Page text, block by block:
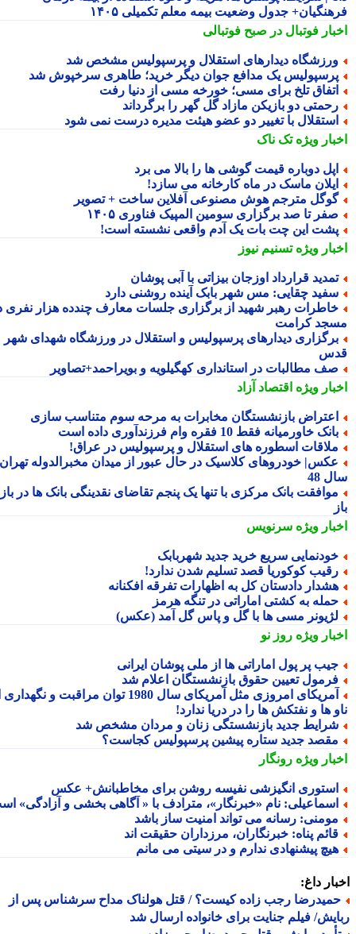
جدول وضعیت بیمه معلم تکمیلی ۱۴۰۵
فوتبال در صبح فوتبالی
دیدارهای استقلال و پرسپولیس مشخص شد
یک مدافع جوان دیگر خرید؛ طاهری سرخپوش شد
تلخ برای مسی؛ خورخه مسی از دنیا رفت
دو بازیکن مازاد گل گهر را برگرداند
با تغییر دو عضو هیئت مدیره درست نمی شود
ویژهتک ناک
دوباره قیمت گوشی ها را بالا می برد
ماسک در ماه کارخانه می سازد!
مترجم هوش مصنوعی آفلاین ساخت + تصویر
تا صد برگزاری سومین المپیک فناوری ۱۴۰۵
این چت بات یک آدم واقعی نشسته است!
ویژهتسنیم نیوز
قرارداد اوزجان بیزاتی با آبی پوشان
چقایی: مس شهر بابک آینده روشنی دارد
رهبر شهید از برگزاری جلسات معارف چندده هزار نفری در
کرامت
دیدارهای پرسپولیس و استقلال در ورزشگاه شهدای شهر
مطالبات در استانداری کهگیلویه و بویراحمد+تصاویر
ویژهاقتصاد آزاد
بازنشستگان مخابرات به مرحه سوم متناسب سازی
خاورمیانه فقط 10 فقره وام فرزندآوری داده است
اسطوره های استقلال و پرسپولیس در عراق!
خودروهای کلاسیک در حال عبور از میدان مخبرالدوله تهران؛
48
بانک مرکزی با تنها یک پنجم تقاضای نقدینگی بانک ها در بازار
ویژهسرنویس
سریع خرید جدید شهربابک
کوکوریا قصد تسلیم شدن ندارد!
دادستان کل به اظهارات تفرقه افکنانه
به کشتی اماراتی در تنگه هرمز
مسی ها با گل و پاس گل آمد (عکس)
ویژهروز نو
پر پول اماراتی ها از ملی پوشان ایرانی
تعیین حقوق بازنشستگان اعلام شد
آمریکای امروزی مثل آمریکای سال 1980 توان مراقبت و نگهداری از
ها و نفتکش ها را در دریا ندارد!
جدید بازنشستگی زنان و مردان مشخص شد
جدید ستاره پیشین پرسپولیس کجاست؟
ویژهرونگار
انگیزشی نفیسه روشن برای مخاطبانش+ عکس
نامِ «خبرنگار»، مترادف با « آگاهی بخشی و آزادگی» است
رسانه می تواند امنیت ساز باشد
پناه: ‏خبرنگاران، مرزداران حقیقت اند
پیشنهادی ندارم و در سیتی می مانم
داغ:
رجب زاده کیست؟ / قتل هولناک مداح سرشناس پس از
فیلم جنایت برای خانواده ارسال شد